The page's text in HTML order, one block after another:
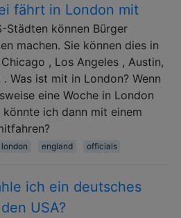
fährt in London mit
Städten können Bürger
machen. Sie können dies in
, Los Angeles , Austin,
. Was ist mit in London? Wenn
eine Woche in London
könnte ich dann mit einem
london england officials
ich ein deutsches
USA?